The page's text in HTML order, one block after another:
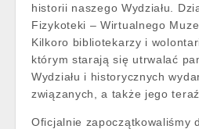
historii naszego Wydziału.
Fizykoteki – Wirtualnego
Kilkoro bibliotekarzy i
którym starają się utrwalać
Wydziału i historycznych
związanych, a także jego
Oficjalnie zapoczątkowaliśmy